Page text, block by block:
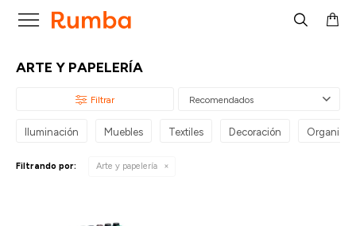

ARTE Y PAPELERÍA
Recomendados
Iluminación Muebles Textiles Decoración
Filtrando por: Arte y papelería